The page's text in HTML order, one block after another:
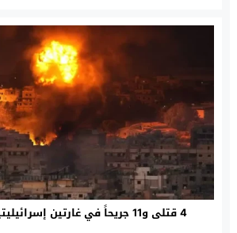
4 قتلى و11 جريحاً في غارتين إسرائيليتين جنوب لبنان